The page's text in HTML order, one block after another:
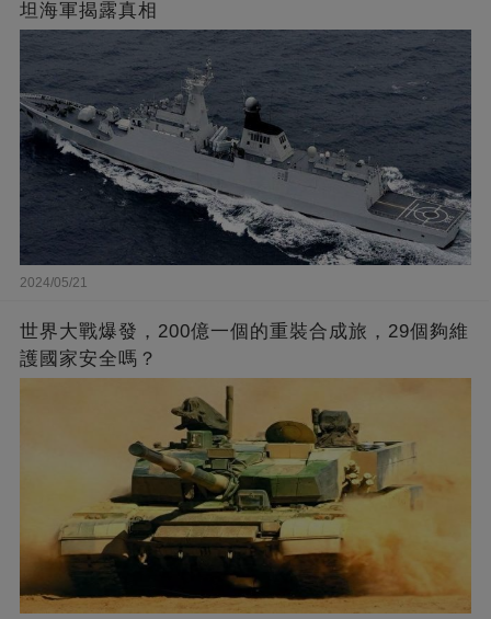
坦海軍揭露真相
2024/05/21
世界大戰爆發，200億一個的重裝合成旅，29個夠維
護國家安全嗎？